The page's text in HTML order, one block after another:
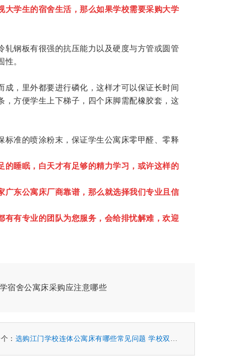
学生的宿舍生活，那么如果学校需要采购大学
钢板有很强的抗压能力以及硬度与方管或圆管
。
，里外都要进行磷化，这样才可以保证长时间
方便学生上下梯子，四个床脚需配橡胶套，这
准的喷涂粉末，保证学生公寓床零甲醛、零释
睡眠，白天才有足够的精力学习，或许这样的
东公寓床厂商靠谱，那么就选择我们专业且信
有专业的团队为您服务，会给排忧解难，欢迎
宿舍公寓床采购应注意哪些
： 选购江门学校连体公寓床有哪些常见问题 学校双层公寓床采购攻略